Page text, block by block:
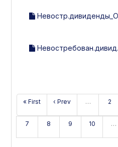
« First ‹ Prev … 2
7 8 9 10 …